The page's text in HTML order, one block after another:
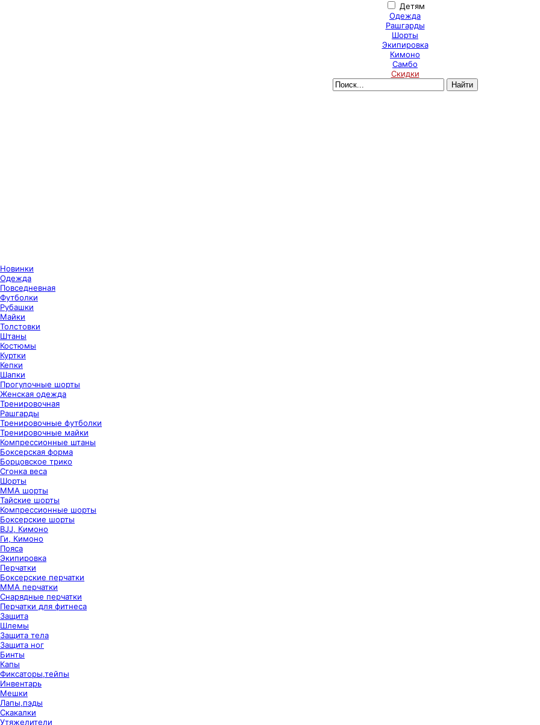
Детям
Одежда
Рашгарды
Шорты
Экипировка
Кимоно
Самбо
Скидки
Новинки
Одежда
Повседневная
Футболки
Рубашки
Майки
Толстовки
Штаны
Костюмы
Куртки
Кепки
Шапки
Прогулочные шорты
Женская одежда
Тренировочная
Рашгарды
Тренировочные футболки
Тренировочные майки
Компрессионные штаны
Боксерская форма
Борцовское трико
Сгонка веса
Шорты
ММА шорты
Тайские шорты
Компрессионные шорты
Боксерские шорты
BJJ, Кимоно
Ги, Кимоно
Пояса
Экипировка
Перчатки
Боксерские перчатки
ММА перчатки
Снарядные перчатки
Перчатки для фитнеса
Защита
Шлемы
Защита тела
Защита ног
Бинты
Капы
Фиксаторы,тейпы
Инвентарь
Мешки
Лапы,пэды
Скакалки
Утяжелители